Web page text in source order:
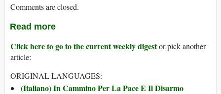
Comments are closed.
Read more
Click here to go to the current weekly digestor pick another
article:
ORIGINAL LANGUAGES:
(Italiano) In Cammino Per La Pace E Il Disarmo